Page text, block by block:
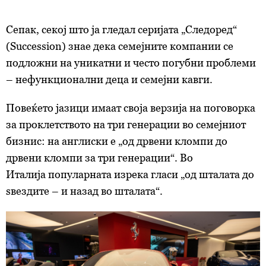
Сепак, секој што ја гледал серијата „Следоред“
(Succession) знае дека семејните компании се
подложни на уникатни и често погубни проблеми
– нефункционални деца и семејни кавги.
Повеќето јазици имаат своја верзија на поговорка
за проклетството на три генерации во семејниот
бизнис: на англиски е „од дрвени кломпи до
дрвени кломпи за три генерации“. Во
Италија популарната изрека гласи „од шталата до
ѕвездите – и назад во шталата“.